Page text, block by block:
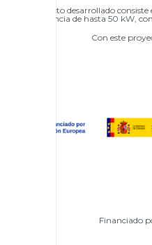
El proyecto desarrollado
potencia de hasta 50 kW,
Con este
Financiado